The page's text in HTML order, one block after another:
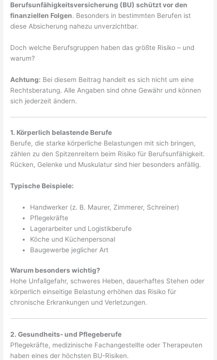
Berufsunfähigkeitsversicherung (BU) schützt vor den
finanziellen Folgen. Besonders in bestimmten Berufen ist
diese Absicherung nahezu unverzichtbar.
Doch welche Berufsgruppen haben das größte Risiko – und
warum?
Achtung: Bei diesem Beitrag handelt es sich nicht um eine
Rechtsberatung. Alle Angaben sind ohne Gewähr und können
sich jederzeit ändern.
1. Körperlich belastende Berufe
Berufe, die starke körperliche Belastungen mit sich bringen,
zählen zu den Spitzenreitern beim Risiko für Berufsunfähigkeit.
Rücken, Gelenke und Muskulatur sind hier besonders anfällig.
Typische Beispiele:
Handwerker (z. B. Maurer, Zimmerer, Schreiner)
Pflegekräfte
Lagerarbeiter und Logistikberufe
Köche und Küchenpersonal
Baugewerbe jeglicher Art
Warum besonders wichtig?
Hohe Unfallgefahr, schweres Heben, dauerhaftes Stehen oder
körperlich einseitige Belastung erhöhen das Risiko für
chronische Erkrankungen und Verletzungen.
2. Gesundheits- und Pflegeberufe
Pflegekräfte, medizinische Fachangestellte oder Therapeuten
haben eines der höchsten BU-Risiken.